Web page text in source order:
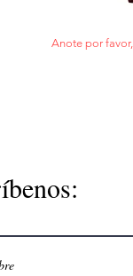
Anote por